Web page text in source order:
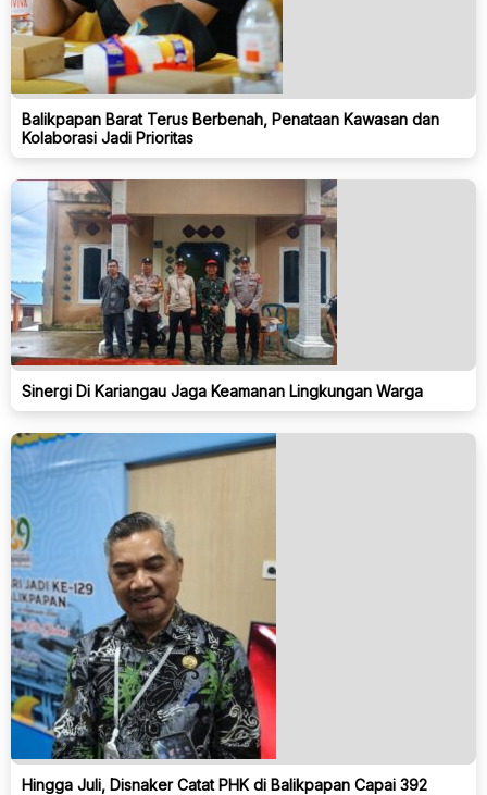
Balikpapan Barat Terus Berbenah, Penataan Kawasan dan
Kolaborasi Jadi Prioritas
Sinergi Di Kariangau Jaga Keamanan Lingkungan Warga
Hingga Juli, Disnaker Catat PHK di Balikpapan Capai 392